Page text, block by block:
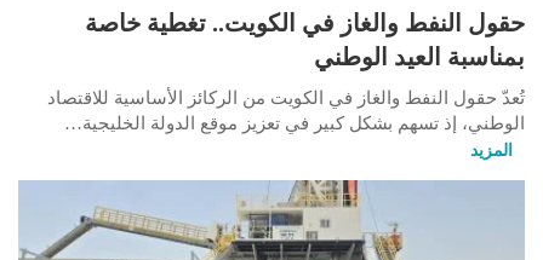
حقول النفط والغاز في الكويت.. تغطية خاصة
بمناسبة العيد الوطني
تُعدّ حقول النفط والغاز في الكويت من الركائز الأساسية للاقتصاد
الوطني، إذ تسهم بشكل كبير في تعزيز موقع الدولة الخليجية…
المزيد